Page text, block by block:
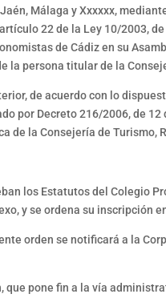
Málaga y Xxxxxx,
22 de la Ley 10/2003,
de Cádiz en su
la persona titular de la
de acuerdo con lo
por Decreto 216/2006, de
de la Consejería de Turismo,
los Estatutos del Colegio
y se ordena su inscripción
orden se notificará a la
que pone fin a la vía